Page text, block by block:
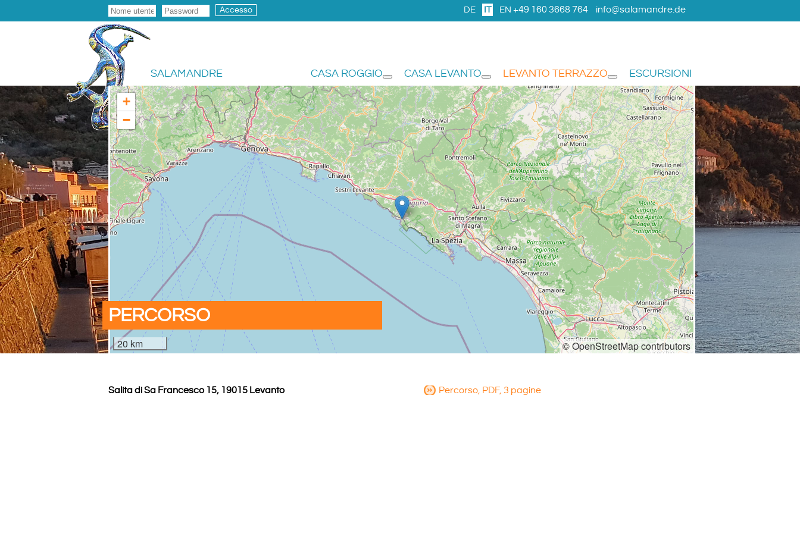
Accesso +49 160 3668 764 info@salamandre.de
DE IT EN
SALAMANDRE ESCURSIONI
LEVANTO TERRAZZO
CASA LEVANTO
CASA ROGGIO
+
−
20 km © OpenStreetMap contributors
PERCORSO
Salita di Sa Francesco 15, 19015 Levanto Percorso, PDF, 3 pagine